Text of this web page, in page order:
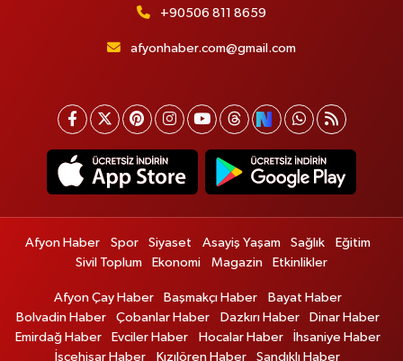
+90506 811 8659
afyonhaber.com@gmail.com
Afyon Haber Spor Siyaset Asayiş Yaşam Sağlık
Eğitim
Sivil Toplum
Ekonomi Magazin Etkinlikler
Afyon Çay Haber Başmakçı Haber
Bayat Haber
Bolvadin Haber
Çobanlar Haber Dazkırı Haber
Dinar Haber
Emirdağ Haber
Evciler Haber Hocalar Haber
İhsaniye Haber
İscehisar Haber
Kızılören Haber Sandıklı Haber